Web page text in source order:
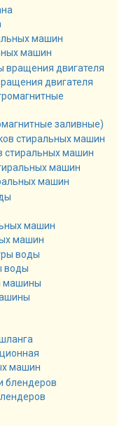
машин
двигателя
заливные)
стиральных машин
машин
машин
воды
машин